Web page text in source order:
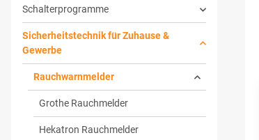
Schalterprogramme
Sicherheitstechnik für Zuhause &
Gewerbe
Rauchwarnmelder
Grothe Rauchmelder
Hekatron Rauchmelder